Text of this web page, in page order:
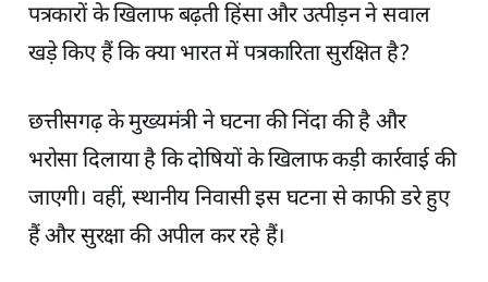
पत्रकारों के खिलाफ बढ़ती हिंसा और उत्पीड़न ने सवाल
खड़े किए हैं कि क्या भारत में पत्रकारिता सुरक्षित है?
छत्तीसगढ़ के मुख्यमंत्री ने घटना की निंदा की है और
भरोसा दिलाया है कि दोषियों के खिलाफ कड़ी कार्रवाई की
जाएगी। वहीं, स्थानीय निवासी इस घटना से काफी डरे हुए
हैं और सुरक्षा की अपील कर रहे हैं।